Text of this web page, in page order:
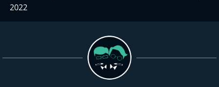
2022